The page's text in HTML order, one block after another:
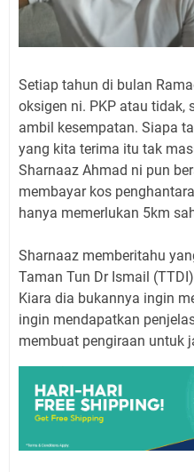
Setiap tahun di bulan
oksigen ni. PKP atau tidak,
ambil kesempatan. Siapa
yang kita terima itu tak
Sharnaaz Ahmad ni pun
membayar kos
hanya memerlukan 5km
Sharnaaz memberitahu
Taman Tun Dr Ismail
Kiara dia bukannya ingin
ingin mendapatkan
membuat pengiraan untuk